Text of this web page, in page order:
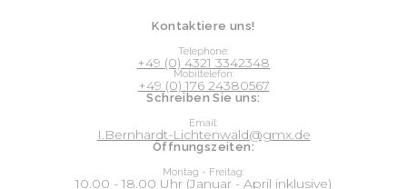
Kontaktiere uns!
Telephone:
+49 (0) 4321 3342348
Mobiltelefon:
+49 (0) 176 24380567
Schreiben Sie uns:
Email:
I.Bernhardt-Lichtenwald@gmx.de
Öffnungszeiten:
Montag - Freitag:
10.00 - 18.00 Uhr (Januar - April inklusive)